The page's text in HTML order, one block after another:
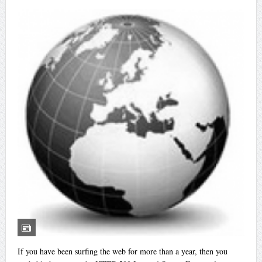
If you have been surfing the web for more than a year, then you